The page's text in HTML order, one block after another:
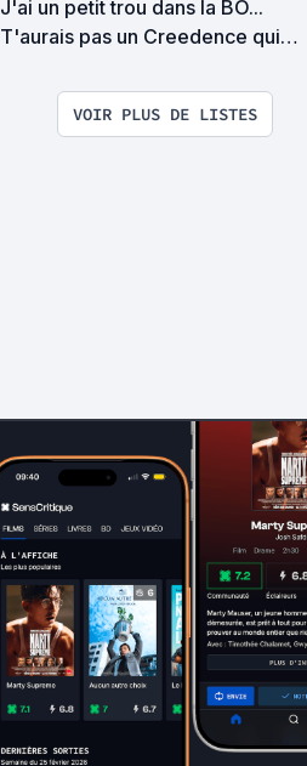
J'ai un petit trou dans la BO...
T'aurais pas un Creedence qui
VOIR PLUS DE LISTES